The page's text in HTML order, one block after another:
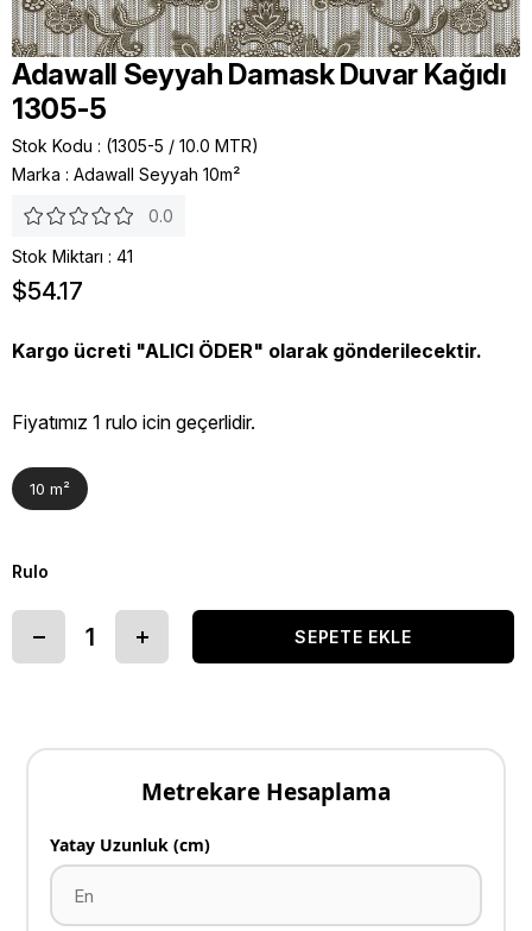
Adawall Seyyah Damask Duvar Kağıdı
1305-5
Stok Kodu
(1305-5 / 10.0 MTR)
Marka : Adawall Seyyah 10m²
0.0
Stok Miktarı : 41
$54.17
Kargo ücreti "ALICI ÖDER" olarak gönderilecektir.
Fiyatımız 1 rulo icin geçerlidir.
10 m²
Rulo
Metrekare Hesaplama
Yatay Uzunluk (cm)